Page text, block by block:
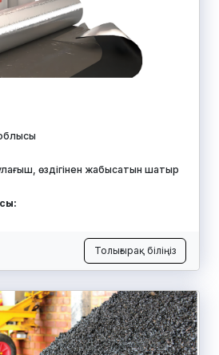
Кеңес ал!
облысы
В ЛИЦЕ БАРАБАНОВОЙ